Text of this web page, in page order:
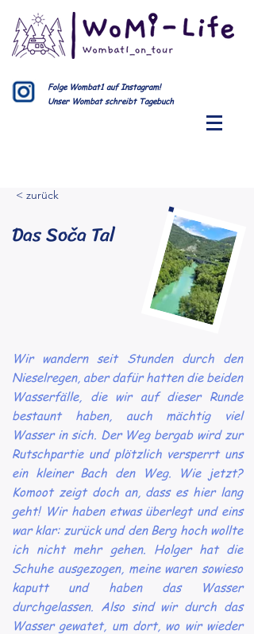
Folge Wombat1 auf Instagram!
Unser Wombat schreibt Tagebuch
< zurück
Das Soča Tal
Wir wandern seit Stunden durch den
Nieselregen, aber dafür hatten die beiden
Wasserfälle, die wir auf dieser Runde
bestaunt haben, auch mächtig viel
Wasser in sich. Der Weg bergab wird zur
Rutschpartie und plötzlich versperrt uns
ein kleiner Bach den Weg. Wie jetzt?
Komoot zeigt doch an, dass es hier lang
geht! Wir haben etwas überlegt und eins
war klar: zurück und den Berg hoch wollte
ich nicht mehr gehen. Holger hat die
Schuhe ausgezogen, meine waren sowieso
kaputt und haben das Wasser
durchgelassen. Also sind wir durch das
Wasser gewatet, um dort, wo wir wieder